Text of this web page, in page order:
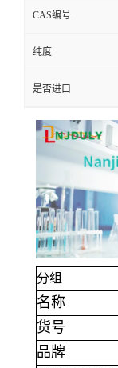
CAS编号
纯度
是否进口
分组
名称
货号
品牌